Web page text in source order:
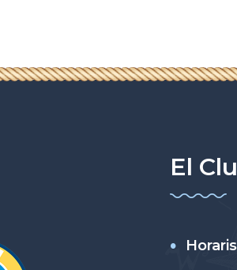
El
Horaris